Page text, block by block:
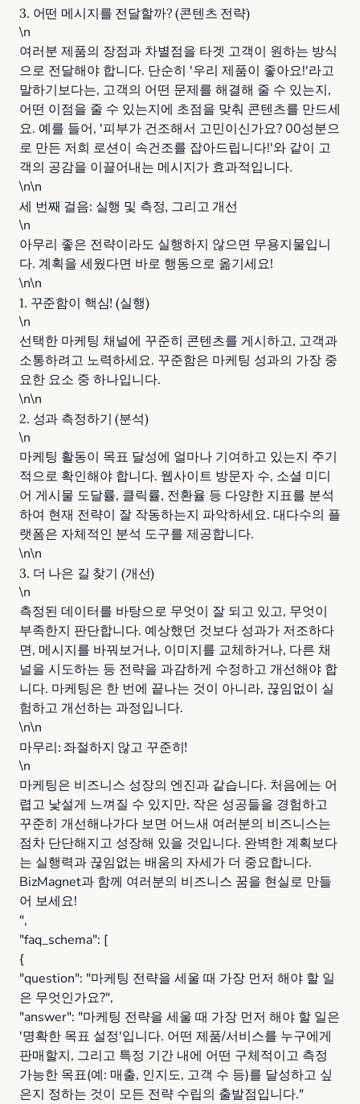
3. 어떤 메시지를 전달할까? (콘텐츠 전략)
\n
여러분 제품의 장점과 차별점을 타겟 고객이 원하는 방식
으로 전달해야 합니다. 단순히 '우리 제품이 좋아요!'라고
말하기보다는, 고객의 어떤 문제를 해결해 줄 수 있는지,
어떤 이점을 줄 수 있는지에 초점을 맞춰 콘텐츠를 만드세
요. 예를 들어, '피부가 건조해서 고민이신가요? 00성분으
로 만든 저희 로션이 속건조를 잡아드립니다!'와 같이 고
객의 공감을 이끌어내는 메시지가 효과적입니다.
\n\n
세 번째 걸음: 실행 및 측정, 그리고 개선
\n
아무리 좋은 전략이라도 실행하지 않으면 무용지물입니
다. 계획을 세웠다면 바로 행동으로 옮기세요!
\n\n
1. 꾸준함이 핵심! (실행)
\n
선택한 마케팅 채널에 꾸준히 콘텐츠를 게시하고, 고객과
소통하려고 노력하세요. 꾸준함은 마케팅 성과의 가장 중
요한 요소 중 하나입니다.
\n\n
2. 성과 측정하기 (분석)
\n
마케팅 활동이 목표 달성에 얼마나 기여하고 있는지 주기
적으로 확인해야 합니다. 웹사이트 방문자 수, 소셜 미디
어 게시물 도달률, 클릭률, 전환율 등 다양한 지표를 분석
하여 현재 전략이 잘 작동하는지 파악하세요. 대다수의 플
랫폼은 자체적인 분석 도구를 제공합니다.
\n\n
3. 더 나은 길 찾기 (개선)
\n
측정된 데이터를 바탕으로 무엇이 잘 되고 있고, 무엇이
부족한지 판단합니다. 예상했던 것보다 성과가 저조하다
면, 메시지를 바꿔보거나, 이미지를 교체하거나, 다른 채
널을 시도하는 등 전략을 과감하게 수정하고 개선해야 합
니다. 마케팅은 한 번에 끝나는 것이 아니라, 끊임없이 실
험하고 개선하는 과정입니다.
\n\n
마무리: 좌절하지 않고 꾸준히!
\n
마케팅은 비즈니스 성장의 엔진과 같습니다. 처음에는 어
렵고 낯설게 느껴질 수 있지만, 작은 성공들을 경험하고
꾸준히 개선해나가다 보면 어느새 여러분의 비즈니스는
점차 단단해지고 성장해 있을 것입니다. 완벽한 계획보다
는 실행력과 끊임없는 배움의 자세가 더 중요합니다.
BizMagnet과 함께 여러분의 비즈니스 꿈을 현실로 만들
어 보세요!
",
"faq_schema": [
{
"question": "마케팅 전략을 세울 때 가장 먼저 해야 할 일
은 무엇인가요?",
"answer": "마케팅 전략을 세울 때 가장 먼저 해야 할 일은
'명확한 목표 설정'입니다. 어떤 제품/서비스를 누구에게
판매할지, 그리고 특정 기간 내에 어떤 구체적이고 측정
가능한 목표(예: 매출, 인지도, 고객 수 등)를 달성하고 싶
은지 정하는 것이 모든 전략 수립의 출발점입니다."